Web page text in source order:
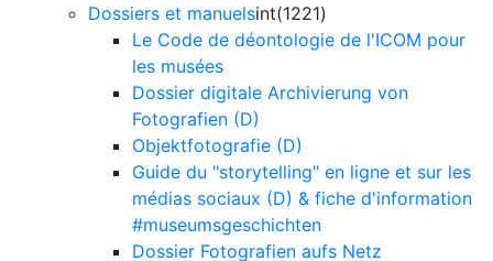
Dossiers et manuelsint(1221)
Le Code de déontologie de l'ICOM pour
les musées
Dossier digitale Archivierung von
Fotografien (D)
Objektfotografie (D)
Guide du "storytelling" en ligne et sur les
médias sociaux (D) & fiche d'information
#museumsgeschichten
Dossier Fotografien aufs Netz